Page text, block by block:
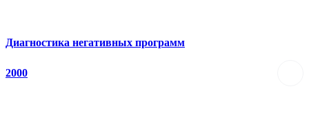
Диагностика негативных программ
2000